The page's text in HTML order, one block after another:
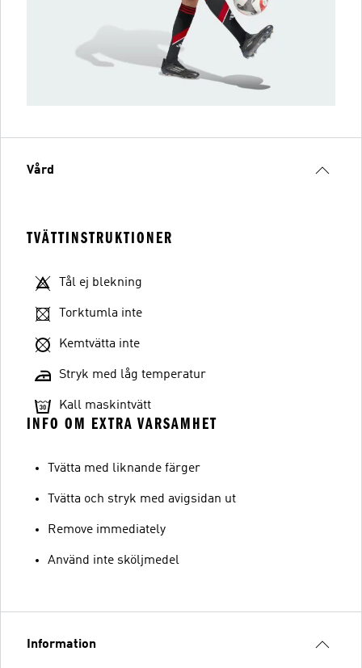
Vård
TVÄTTINSTRUKTIONER
Tål ej blekning
Torktumla inte
Kemtvätta inte
Stryk med låg temperatur
Kall maskintvätt
INFO OM EXTRA VARSAMHET
Tvätta med liknande färger
Tvätta och stryk med avigsidan ut
Remove immediately
Använd inte sköljmedel
Information